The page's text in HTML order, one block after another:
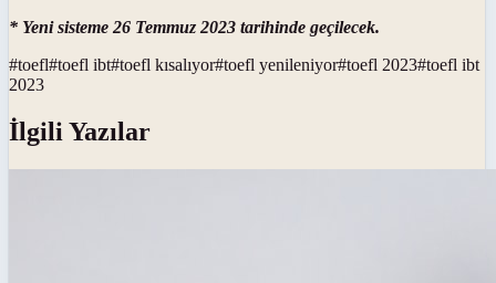
* Yeni sisteme 26 Temmuz 2023 tarihinde geçilecek.
#toefl#toefl ibt#toefl kısalıyor#toefl yenileniyor#toefl 2023#toefl ibt
2023
İlgili Yazılar